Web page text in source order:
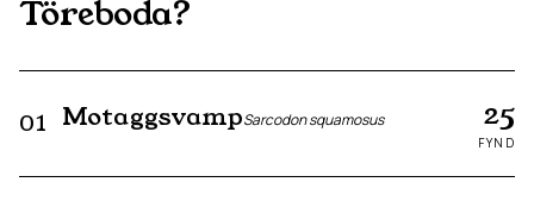
Töreboda?
01 MotaggsvampSarcodon squamosus 25
FYND